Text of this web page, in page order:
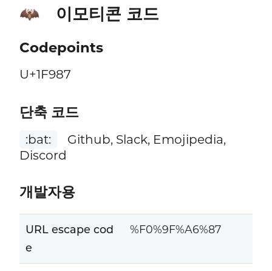
🦇 이모티콘 코드
Codepoints
U+1F987
단축 코드
:bat:
Github, Slack, Emojipedia,
Discord
개발자용
URL escape cod
e
%F0%9F%A6%87